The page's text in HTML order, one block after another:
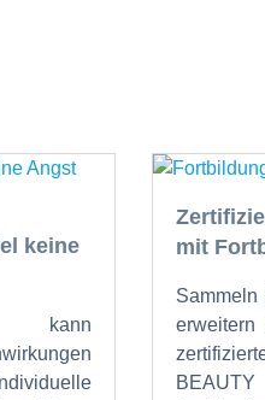
keine
kann
mit
Sammeln